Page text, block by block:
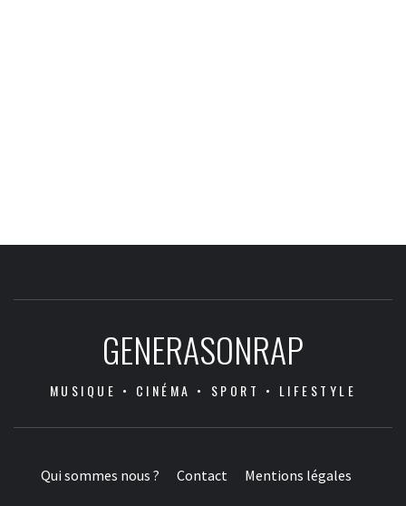
GENERASONRAP
MUSIQUE • CINÉMA • SPORT • LIFESTYLE
Qui sommes nous ? Contact Mentions légales